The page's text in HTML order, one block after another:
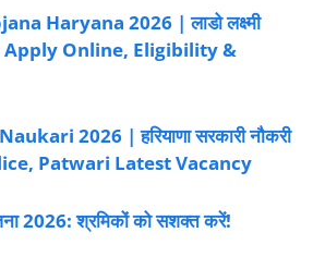
Haryana 2026 | लाडो लक्ष्मी
Apply Online, Eligibility &
2026 | हरियाणा सरकारी नौकरी
Patwari Latest Vacancy
2026: श्रमिकों को सशक्त करें!